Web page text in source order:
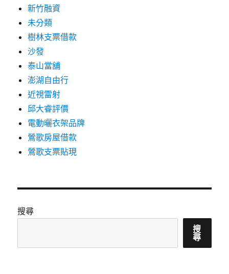
新竹融資
未分類
樹林支票借款
沙發
泰山當舖
澎湖自由行
近視雷射
邱大睿評價
電動曬衣架品牌
鶯歌房屋借款
鶯歌支票貼現
搜尋
搜
尋